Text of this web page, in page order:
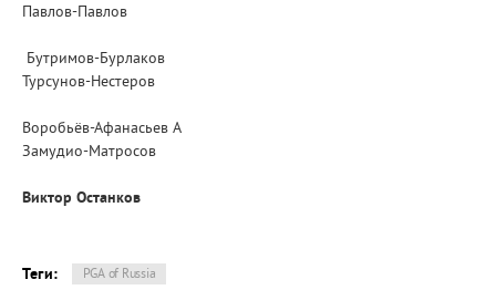
Павлов-Павлов
Бутримов-Бурлаков
Турсунов-Нестеров
Воробьёв-Афанасьев А
Замудио-Матросов
Виктор Останков
Теги: PGA of Russia